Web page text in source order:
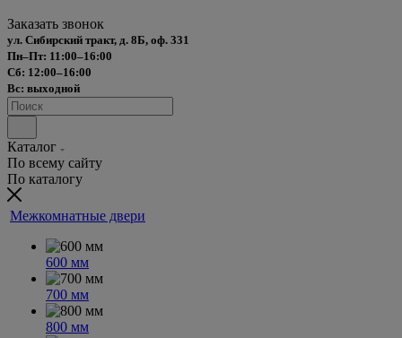
Заказать звонок
ул. Сибирский тракт, д. 8Б, оф. 331
Пн–Пт: 11:00–16:00
Сб: 12:00–16:00
Вс: выходной
Каталог
По всему сайту
По каталогу
Межкомнатные двери
600 мм
700 мм
800 мм